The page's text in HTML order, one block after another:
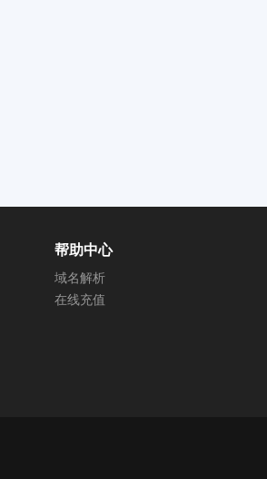
帮助中心
域名解析
在线充值